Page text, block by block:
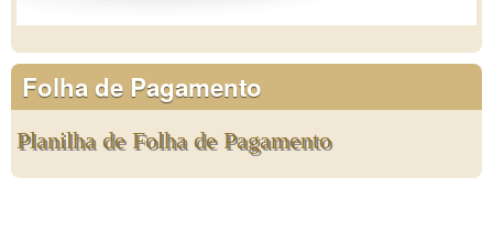
Folha de Pagamento
Planilha de Folha de Pagamento